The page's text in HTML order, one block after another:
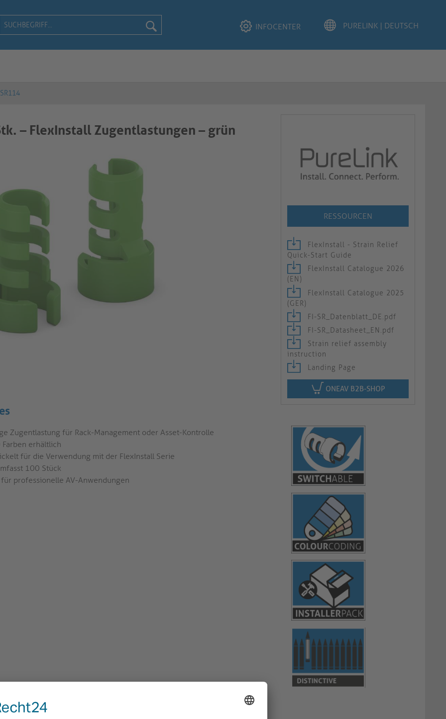
INFOCENTER
– FlexInstall Zugentlastungen – grün
RESSOURCEN
FlexInstall - Strain Relief
Quick-Start Guide
FlexInstall Catalogue 2026
(EN)
FlexInstall Catalogue 2025
(GER)
FI-SR_Datenblatt_DE.pdf
FI-SR_Datasheet_EN.pdf
Strain relief assembly
instruction
Landing Page
ONEAV B2B-SHOP
Zugentlastung für Rack-Management oder Asset-Kontrolle
Farben erhältlich
für die Verwendung mit der FlexInstall Serie
100 Stück
für professionelle AV-Anwendungen